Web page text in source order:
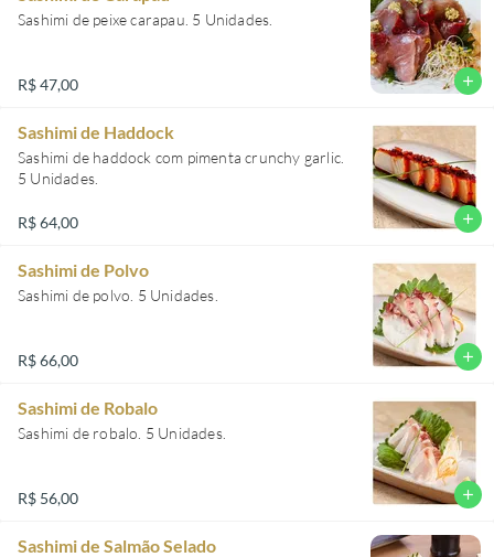
Sashimi de peixe carapau. 5 Unidades.
R$ 47,00 add
Sashimi de Haddock
Sashimi de haddock com pimenta crunchy garlic.
5 Unidades.
R$ 64,00 add
Sashimi de Polvo
Sashimi de polvo. 5 Unidades.
R$ 66,00 add
Sashimi de Robalo
Sashimi de robalo. 5 Unidades.
R$ 56,00 add
Sashimi de Salmão Selado